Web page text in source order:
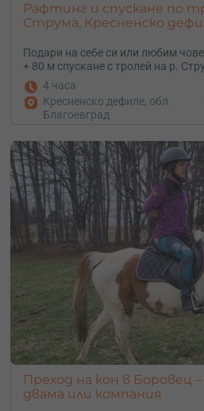
Рафтинг и спускане по
Струма, Кресненско
Подари на себе си или любим
+ 80 м спускане с тролей на р.
4 часа
Кресненско дефиле, обл.
Благоевград
Преход на кон в Боровец –
двама или компания